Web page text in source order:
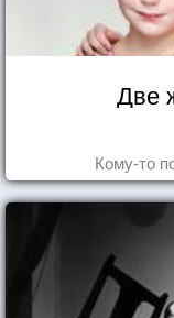
Две
Кому-то